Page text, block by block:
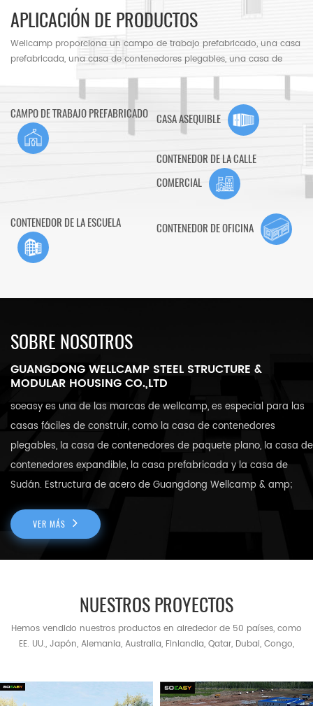
estas casas de contenedores plegables. bien campamento,
moviendo el mundo!
APLICACIÓN DE PRODUCTOS
Wellcamp proporciona un campo de trabajo prefabricado, una casa
prefabricada, una casa de contenedores plegables, una casa de
contenedores de paquete plano, una casa de contenedores
expandible, una villa de contenedores, una villa de acero, un
almacén de estructura de acero, un cobertizo de pollos, un baño
portátil, una casa de guardia, etc.
CAMPO DE TRABAJO PREFABRICADO CASA ASEQUIBLE
CONTENEDOR DE LA CALLE
COMERCIAL
CONTENEDOR DE LA ESCUELA CONTENEDOR DE OFICINA
SOBRE NOSOTROS
GUANGDONG WELLCAMP STEEL STRUCTURE &
MODULAR HOUSING CO.,LTD
soeasy es una de las marcas de wellcamp, es especial para las
casas fáciles de construir, como la casa de contenedores
plegables, la casa de contenedores de paquete plano, la casa de
contenedores expandible, la casa prefabricada y la casa de
Sudán. Estructura de acero de Guangdong Wellcamp & amp;
vivienda modular co., ltd. es una fábrica 100% exportadora que
tiene más de 14 años de experiencia en el área de viviendas
prefabricadas.Nuestra fábrica se encuentra en la ciudad de
zhaoqing, guangdong, china, área de 20000 m² y la oficina se
famosa por todo tipo de construcción materiales, muebles y
productos de aluminio. nuestro sistema de calidad ha sido
auditado para ce, ul, astm, tuv, bv, sgs & amp; iso9001: 2015 y
mercados son oriente medio, áfrica, américa del sur El sudeste de
Asia. Hemos completado con éxito muchos proyectos en
VER MÁS
NUESTROS PROYECTOS
Hemos vendido nuestros productos en alrededor de 50 países, como
EE. UU., Japón, Alemania, Australia, Finlandia, Qatar, Dubai, Congo,
restaurante de contenedores, casas de contenedores de paquete